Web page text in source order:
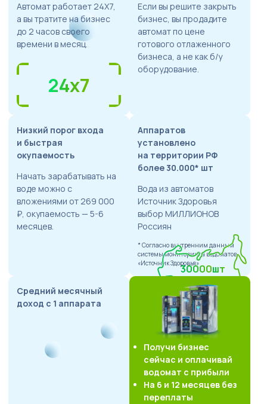
Автомат работает 24Х7,
а вы тратите на бизнес
до 2 часов своего
времени в месяц.
24x7
Если вы решите закрыть
бизнес, вы продадите
автомат по цене
готового отлаженного
бизнеса, а не как б/у
оборудование.
Низкий порог входа
и быстрая
окупаемость
Начать зарабатывать на
воде можно с
вложениями от 269 000
₽, окупаемость — 5-6
месяцев.
Аппаратов
установлено
на территории РФ
более 30.000* шт
Вода из автоматов
Источник Здоровья
выбор МИЛЛИОНОВ
Россиян
* Согласно внутренним данным
системы мониторинга водоматов
«Источник Здоровья»
30000шт
Cредний месячный
доход с 1 аппарата
Получи бизнес
сейчас и оплачивай
водомат с прибыли
На 6 и 12 месяцев без
переплаты